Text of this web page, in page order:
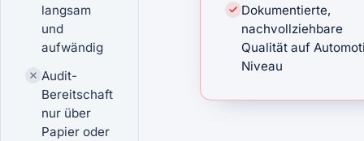
langsam
und
aufwändig
Audit-
Bereitschaft
nur über
Papier oder
Dokumentierte,
nachvollziehbare
Qualität auf
Niveau